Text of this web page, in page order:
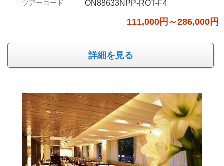
ツアーコード ON88633NPP-ROT-F4
111,000円～286,000円
詳細を見る